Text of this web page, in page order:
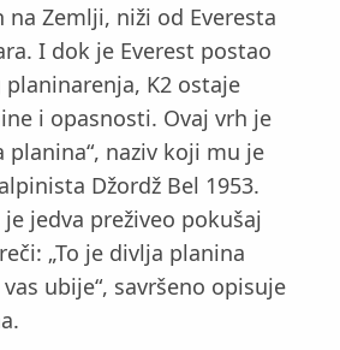
Zemlji, niži od Everesta
I dok je Everest postao
K2 ostaje
i opasnosti. Ovaj vrh je
planina“, naziv koji mu je
Džordž Bel 1953.
jedva preživeo pokušaj
„To je divlja planina
ubije“, savršeno opisuje